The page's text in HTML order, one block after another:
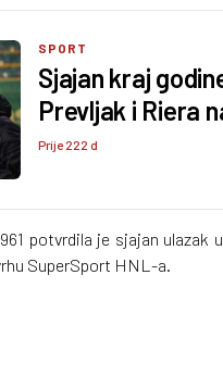
SPORT
Sjajan kraj
Prevljak i Riera
Prije 222 d
potvrdila je sjajan ulazak
SuperSport HNL-a.